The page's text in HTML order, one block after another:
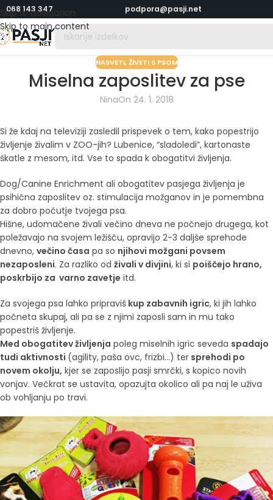
Skip to navigation
Skip to main content
068 143 347 podpora@pasji.net
NASVETI,ŽIVETI S PSOM
Miselna zaposlitev za pse
NinaOn 24. 1. 2018
Si že kdaj na televiziji zasledil prispevek o tem, kako popestrijo
življenje živalim v ZOO-jih? Lubenice, “sladoledi”, kartonaste
škatle z mesom, itd. Vse to spada k obogatitvi življenja.
Dog/Canine Enrichment ali obogatitev pasjega življenja je
psihična zaposlitev oz. stimulacija možganov in je pomembna
za dobro počutje tvojega psa.
Hišne, udomačene živali večino dneva ne počnejo drugega, kot
poležavajo na svojem ležišču, opravijo 2-3 daljše sprehode
dnevno, večino časa pa so njihovi možgani povsem
nezaposleni. Za razliko od živali v divjini, ki si poiščejo hrano,
poskrbijo za varno zavetje itd.
Za svojega psa lahko pripraviš kup zabavnih igric, ki jih lahko
počneta skupaj, ali pa se z njimi zaposli sam in mu tako
popestriš življenje.
Med obogatitev življenja poleg miselnih igric seveda spadajo
tudi aktivnosti (agility, paša ovc, frizbi…) ter sprehodi po
novem okolju, kjer se zaposlijo pasji smrčki, s kopico novih
vonjav. Večkrat se ustavita, opazujta okolico ali pa naj le uživa
ob vohljanju po travi.